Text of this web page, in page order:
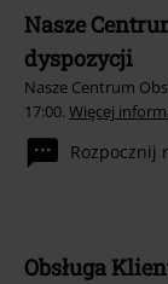
Nasze
dyspozycji
Nasze Centrum
17:00. Więcej
Rozpocznij
Obsługa